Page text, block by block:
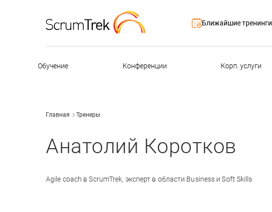
Ближайшие тренинги
Обучение Конференции Корп. услуги
Главная Тренеры
Анатолий Коротков
Agile coach в ScrumTrek, эксперт в области Business и Soft Skills